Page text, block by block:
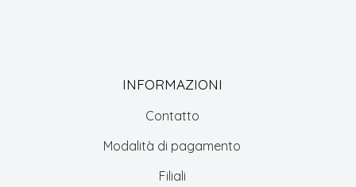
INFORMAZIONI
Contatto
Modalità di pagamento
Filiali